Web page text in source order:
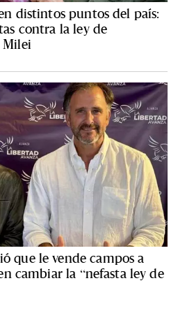
distintos puntos del país:
contra la ley de
Milei
que le vende campos a
cambiar la “nefasta ley de